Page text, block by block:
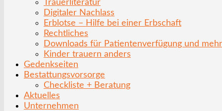
Trauerliteratur
Digitaler Nachlass
Erblotse – Hilfe bei einer Erbschaft
Rechtliches
Downloads für Patientenverfügung und mehr
Kinder trauern anders
Gedenkseiten
Bestattungsvorsorge
Checkliste + Beratung
Aktuelles
Unternehmen